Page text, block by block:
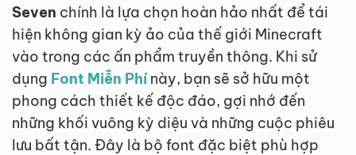
Seven chính là lựa chọn hoàn hảo nhất để tái
hiện không gian kỳ ảo của thế giới Minecraft
vào trong các ấn phẩm truyền thông. Khi sử
dụng Font Miễn Phínày, bạn sẽ sở hữu một
phong cách thiết kế độc đáo, gợi nhớ đến
những khối vuông kỳ diệu và những cuộc phiêu
lưu bất tận. Đây là bộ font đặc biệt phù hợp